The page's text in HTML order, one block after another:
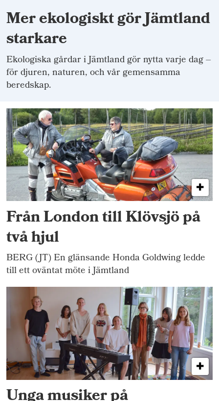
Mer ekologiskt gör Jämtland
starkare
Ekologiska gårdar i Jämtland gör nytta varje dag –
för djuren, naturen, och vår gemensamma
beredskap.
Från London till Klövsjö på
två hjul
BERG (JT) En glänsande Honda Goldwing ledde
till ett oväntat möte i Jämtland